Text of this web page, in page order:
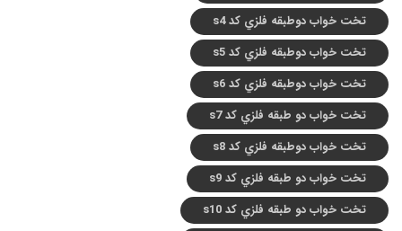
تخت خواب دوطبقه فلزي کد s4
تخت خواب دوطبقه فلزي کد s5
تخت خواب دوطبقه فلزي کد s6
تخت خواب دو طبقه فلزي کد s7
تخت خواب دوطبقه فلزي کد s8
تخت خواب دو طبقه فلزي کد s9
تخت خواب دو طبقه فلزي کد s10